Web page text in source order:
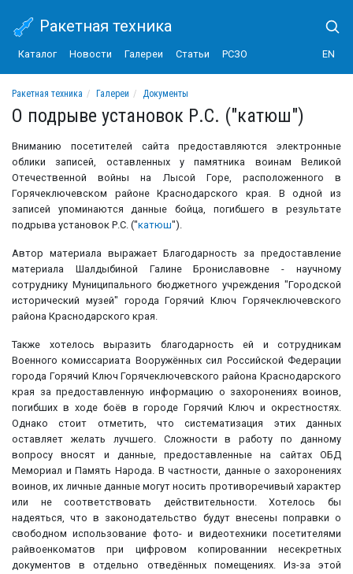
Ракетная техника
Каталог Новости Галереи Статьи РСЗО EN
Ракетная техника Галереи
Документы
О подрыве установок Р.С. ("катюш")
Вниманию посетителей сайта предоставляются электронные
облики записей, оставленных у памятника воинам Великой
Отечественной войны на Лысой Горе, расположенного в
Горячеключевском районе Краснодарского края. В одной из
записей упоминаются данные бойца, погибшего в результате
подрыва установок Р.С. ("катюш").
Автор материала выражает Благодарность за предоставление
материала Шалдыбиной Галине Брониславовне - научному
сотруднику Муниципального бюджетного учреждения "Городской
исторический музей" города Горячий Ключ Горячеключевского
района Краснодарского края.
Также хотелось выразить благодарность ей и сотрудникам
Военного комиссариата Вооружённых сил Российской Федерации
города Горячий Ключ Горячеключевского района Краснодарского
края за предоставленную информацию о захоронениях воинов,
погибших в ходе боёв в городе Горячий Ключ и окрестностях.
Однако стоит отметить, что систематизация этих данных
оставляет желать лучшего. Сложности в работу по данному
вопросу вносят и данные, предоставленные на сайтах ОБД
Мемориал и Память Народа. В частности, данные о захоронениях
воинов, их личные данные могут носить противоречивый характер
или не соответствовать действительности. Хотелось бы
надеяться, что в законодательство будут внесены поправки о
свободном использование фото- и видеотехники посетителями
райвоенкоматов при цифровом копированнии несекретных
документов в отдельно отведённых помещениях. Из-за этой